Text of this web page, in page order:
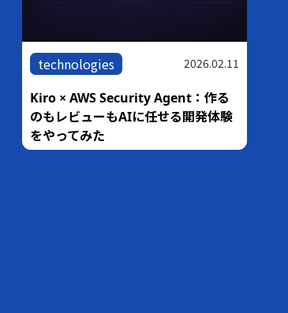
technologies 2026.02.11
Kiro × AWS Security Agent：作る
のもレビューもAIに任せる開発体験
をやってみた